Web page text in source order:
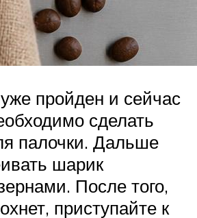
пройден и сейчас
сделать
палочки. Дальше
шарик
После того,
приступайте к